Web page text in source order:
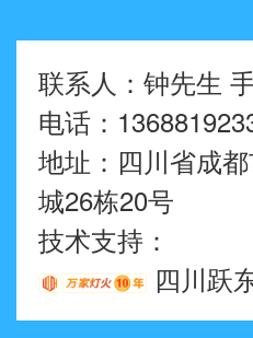
联系人：钟先生
电话：
地址：四川省成
城26栋20号
技术支持：
四川跃